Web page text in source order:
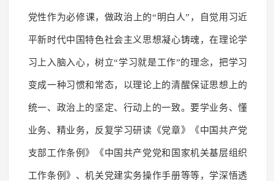
党性作为必修课，做政治上的“明白人”，自觉用习近
平新时代中国特色社会主义思想凝心铸魂，在理论学
习上入脑入心，树立“学习就是工作”的理念，把学习
变成一种习惯和常态，以理论上的清醒保证思想上的
统一、政治上的坚定、行动上的一致。要学业务、懂
业务、精业务，反复学习研读《党章》《中国共产党
支部工作条例》《中国共产党党和国家机关基层组织
工作条例》、机关党建实务操作手册等等，学深悟透